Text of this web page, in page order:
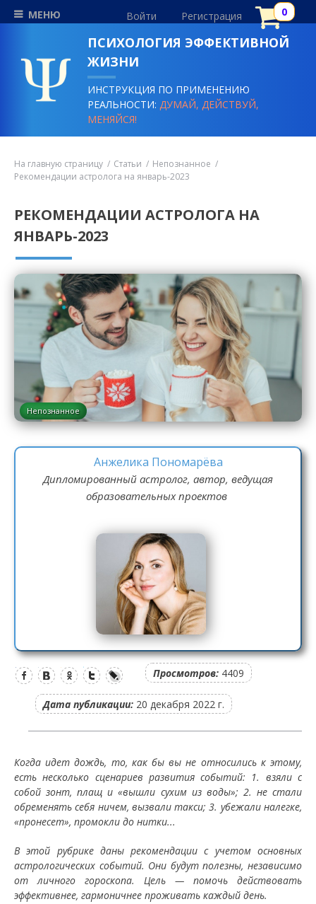
МЕНЮ Войти Регистрация
ПСИХОЛОГИЯ ЭФФЕКТИВНОЙ
ЖИЗНИ
ИНСТРУКЦИЯ ПО ПРИМЕНЕНИЮ
РЕАЛЬНОСТИ:ДУМАЙ, ДЕЙСТВУЙ,
МЕНЯЙСЯ!
На главную страницу Статьи
Непознанное
Рекомендации астролога на январь-2023
РЕКОМЕНДАЦИИ АСТРОЛОГА НА
ЯНВАРЬ-2023
Непознанное
Анжелика Пономарёва
Дипломированный астролог, автор, ведущая
образовательных проектов
Просмотров: 4409
Дата публикации: 20 декабря 2022 г.
Когда идет дождь, то, как бы вы не относились к этому,
есть несколько сценариев развития событий: 1. взяли с
собой зонт, плащ и «вышли сухим из воды»; 2. не стали
обременять себя ничем, вызвали такси; 3. убежали налегке,
«пронесет», промокли до нитки...
В этой рубрике даны рекомендации с учетом основных
астрологических событий. Они будут полезны, независимо
от личного гороскопа. Цель — помочь действовать
эффективнее, гармоничнее проживать каждый день.